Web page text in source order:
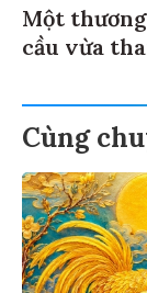
Một
cầu vừa
Cùng